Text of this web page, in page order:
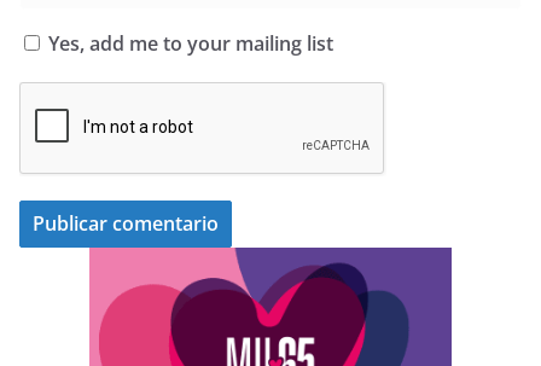
Yes, add me to your mailing list